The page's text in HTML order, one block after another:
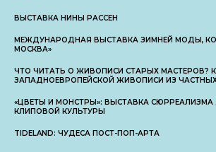
ВЫСТАВКА НИНЫ РАССЕН
МЕЖДУНАРОДНАЯ ВЫСТАВКА ЗИМНЕЙ МОДЫ,
МОСКВА»
ЧТО ЧИТАТЬ О ЖИВОПИСИ СТАРЫХ МАСТЕРОВ?
ЗАПАДНОЕВРОПЕЙСКОЙ ЖИВОПИСИ ИЗ
«ЦВЕТЫ И МОНСТРЫ»: ВЫСТАВКА
КЛИПОВОЙ КУЛЬТУРЫ
TIDELAND: ЧУДЕСА ПОСТ-ПОП-АРТА